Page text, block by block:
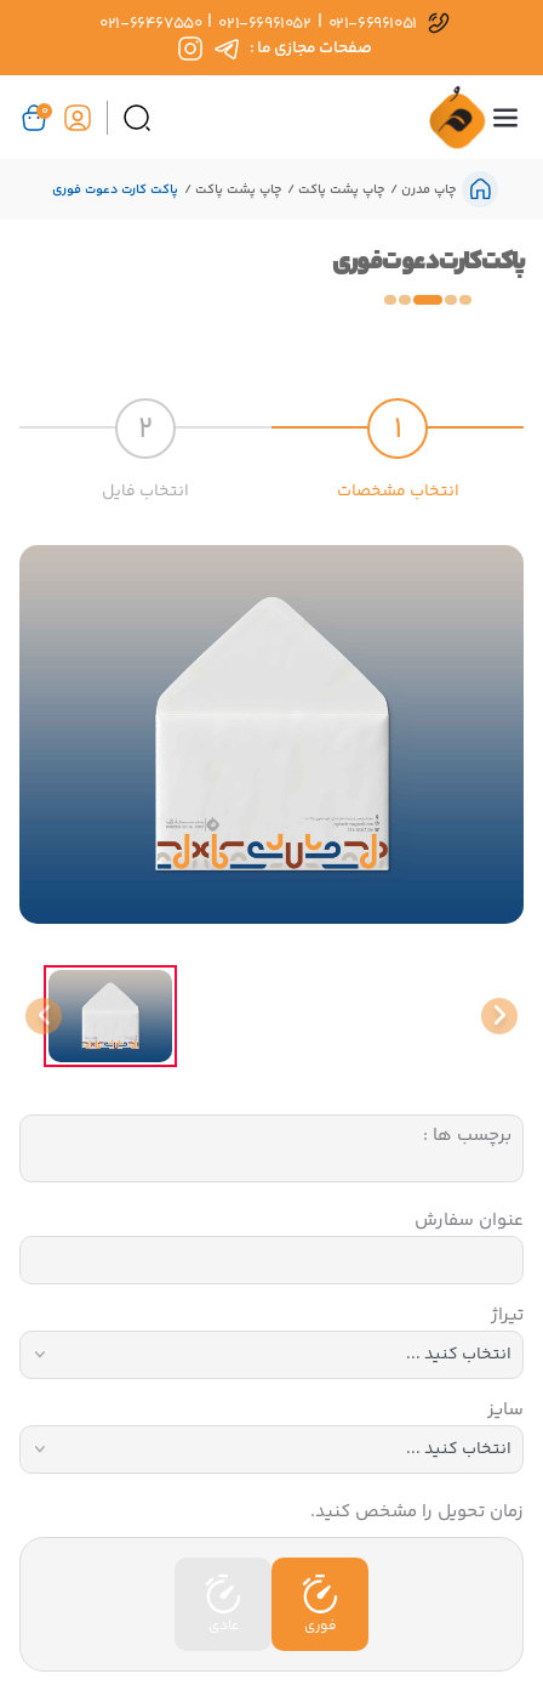
021-66961051
|
021-66961052
|
021-66467550
صفحات مجازی ما :
0
چاپ مدرن چاپ پشت پاکت چاپ پشت پاکت پاکت کارت دعوت فوری
پاکت کارت دعوت فوری
1
انتخاب مشخصات
2
انتخاب فایل
برچسب ها :
عنوان سفارش
تیراژ
سایز
زمان تحویل را مشخص کنید.
فوری